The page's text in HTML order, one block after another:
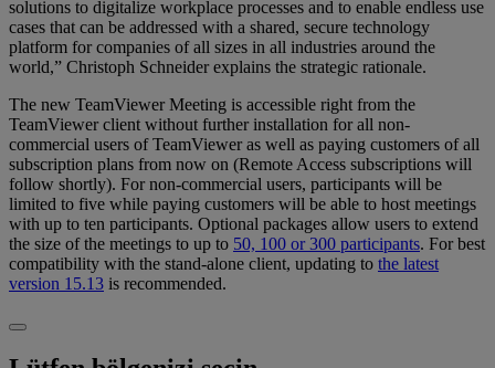
solutions to digitalize workplace processes and to enable endless use
cases that can be addressed with a shared, secure technology
platform for companies of all sizes in all industries around the
world,” Christoph Schneider explains the strategic rationale.
The new TeamViewer Meeting is accessible right from the
TeamViewer client without further installation for all non-
commercial users of TeamViewer as well as paying customers of all
subscription plans from now on (Remote Access subscriptions will
follow shortly). For non-commercial users, participants will be
limited to five while paying customers will be able to host meetings
with up to ten participants. Optional packages allow users to extend
the size of the meetings to up to 50, 100 or 300 participants. For best
compatibility with the stand-alone client, updating to the latest
version 15.13 is recommended.